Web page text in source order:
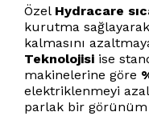
Özel Hydracare
kurutma sağlayarak
kalmasını
Teknolojisi ise
makinelerine göre
elektriklenmeyi
parlak bir görünüm